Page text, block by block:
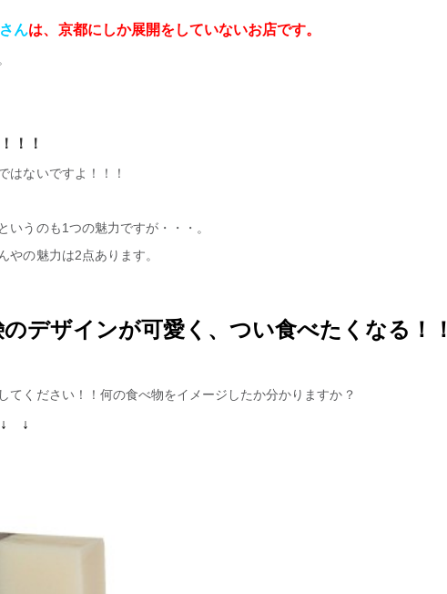
んは、京都にしか展開をしていないお店です。
！！！
はないですよ！！！
いうのも1つの魅力ですが・・・。
やの魅力は2点あります。
デザインが可愛く、つい食べたくなる！！
てください！！何の食べ物をイメージしたか分かりますか？
↓